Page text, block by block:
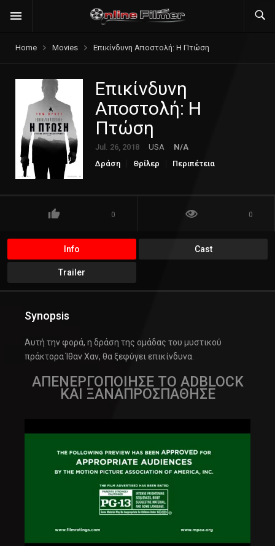
Home Movies Επικίνδυνη Αποστολή: Η Πτώση
Επικίνδυνη
Αποστολή: Η
Πτώση
Jul. 26, 2018 USA
N/A
Δράση
Θρίλερ Περιπέτεια
0 0
Info Cast
Trailer
Synopsis
Αυτή την φορά, η δράση της ομάδας του μυστικού
πράκτορα Ίθαν Χαν, θα ξεφύγει επικίνδυνα.
ΑΠΕΝΕΡΓΟΠΟΙΗΣΕ ΤΟ ADBLOCK
ΚΑΙ ΞΑΝΑΠΡΟΣΠΑΘΗΣΕ